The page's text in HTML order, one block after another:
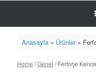
Anasayfa» Ürünler»
Home /Genel / Ferforje